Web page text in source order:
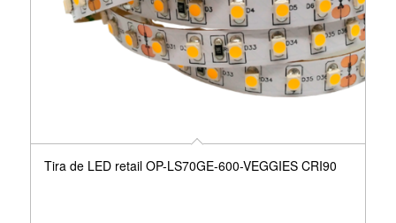
Tira de LED retail OP-LS70GE-600-VEGGIES CRI90